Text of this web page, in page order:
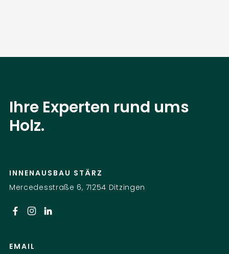
Ihre Experten rund ums
Holz.
INNENAUSBAU STÄRZ
Mercedesstraße 6, 71254 Ditzingen
EMAIL